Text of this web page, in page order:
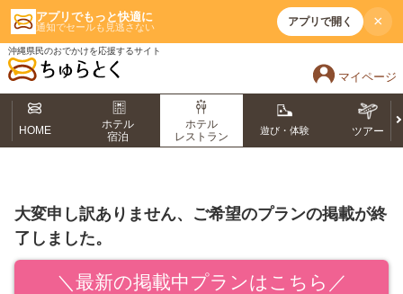
アプリでもっと快適に
通知でセールも見逃さない アプリで開く ×
沖縄県民のおでかけを応援するサイト
マイページ
HOME
ホテル
宿泊
ホテル
レストラン
遊び・体験 ツアー
大変申し訳ありません、ご希望のプランの掲載が終
了しました。
＼最新の掲載中プランはこちら／